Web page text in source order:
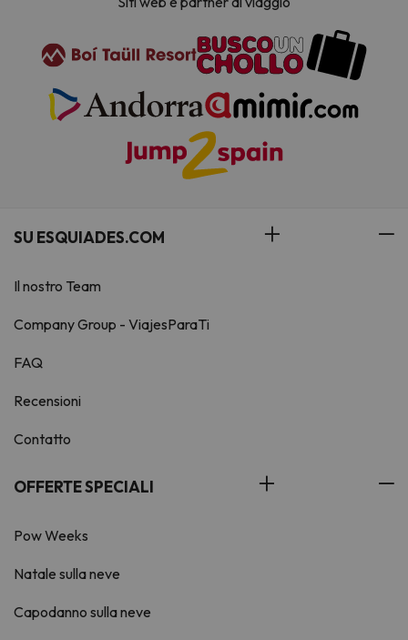
SU ESQUIADES.COM
Il nostro Team
Company Group - ViajesParaTi
FAQ
Recensioni
Contatto
OFFERTE SPECIALI
Pow Weeks
Natale sulla neve
Capodanno sulla neve